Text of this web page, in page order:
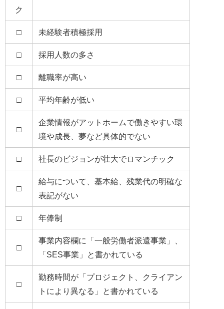
ク
□ 未経験者積極採用
□ 採用人数の多さ
□ 離職率が高い
□ 平均年齢が低い
□
企業情報がアットホームで働きやすい環
境や成長、夢など具体的でない
□ 社長のビジョンが壮大でロマンチック
□
給与について、基本給、残業代の明確な
表記がない
□ 年俸制
□
事業内容欄に「一般労働者派遣事業」、
「SES事業」と書かれている
□
勤務時間が「プロジェクト、クライアン
トにより異なる」と書かれている